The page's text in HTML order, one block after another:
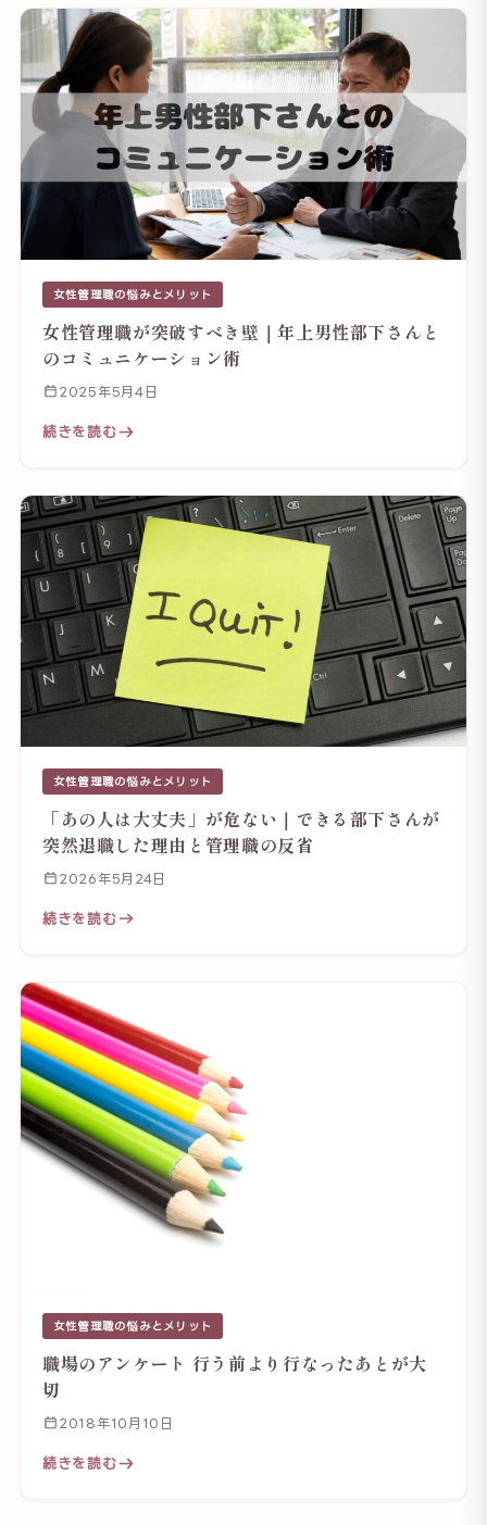
女性管理職の悩みとメリット
女性管理職が突破すべき壁｜年上男性部下さんと
のコミュニケーション術
2025年5月4日
続きを読む
女性管理職の悩みとメリット
「あの人は大丈夫」が危ない｜できる部下さんが
突然退職した理由と管理職の反省
2026年5月24日
続きを読む
女性管理職の悩みとメリット
職場のアンケート 行う前より行なったあとが大
切
2018年10月10日
続きを読む